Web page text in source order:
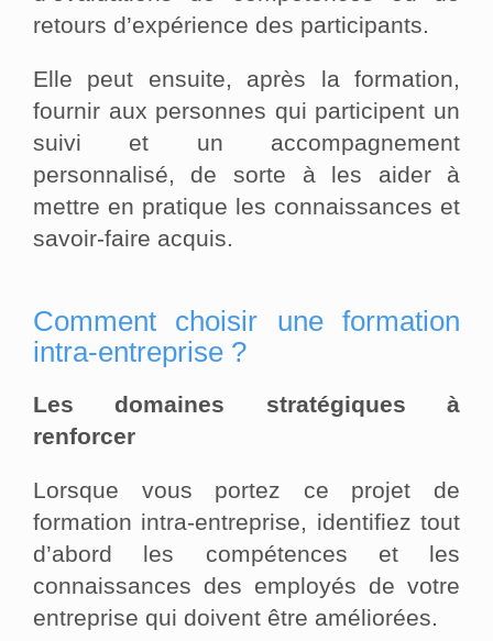
retours d’expérience des participants.
Elle peut ensuite, après la formation,
fournir aux personnes qui participent un
suivi et un accompagnement
personnalisé, de sorte à les aider à
mettre en pratique les connaissances et
savoir-faire acquis.
Comment choisir une formation
intra-entreprise ?
Les domaines stratégiques à
renforcer
Lorsque vous portez ce projet de
formation intra-entreprise, identifiez tout
d’abord les compétences et les
connaissances des employés de votre
entreprise qui doivent être améliorées.